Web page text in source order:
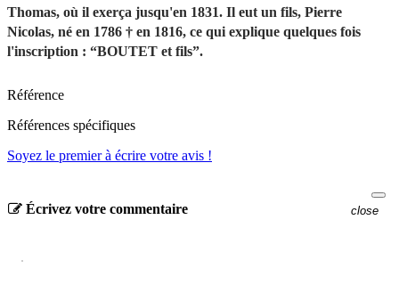
Thomas, où il exerça jusqu'en 1831. Il eut un fils, Pierre
Nicolas, né en 1786 † en 1816, ce qui explique quelques fois
l'inscription : “BOUTET et fils”.
Référence
Références spécifiques
Soyez le premier à écrire votre avis !
Écrivez votre commentaire close